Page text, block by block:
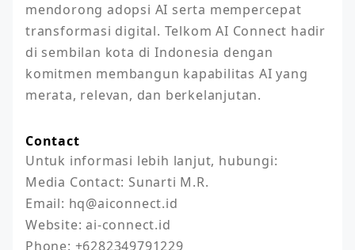
mendorong adopsi AI serta mempercepat
transformasi digital. Telkom AI Connect hadir
di sembilan kota di Indonesia dengan
komitmen membangun kapabilitas AI yang
merata, relevan, dan berkelanjutan.
Contact
Untuk informasi lebih lanjut, hubungi:
Media Contact: Sunarti M.R.
Email: hq@aiconnect.id
Website: ai-connect.id